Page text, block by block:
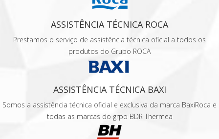
ASSISTÊNCIA TÉCNICA ROCA
Prestamos o serviço de assistência técnica oficial a todos os
produtos do Grupo ROCA
ASSISTÊNCIA TÉCNICA BAXI
Somos a assistência técnica oficial e exclusiva da marca BaxiRoca e
todas as marcas do grpo BDR Thermea